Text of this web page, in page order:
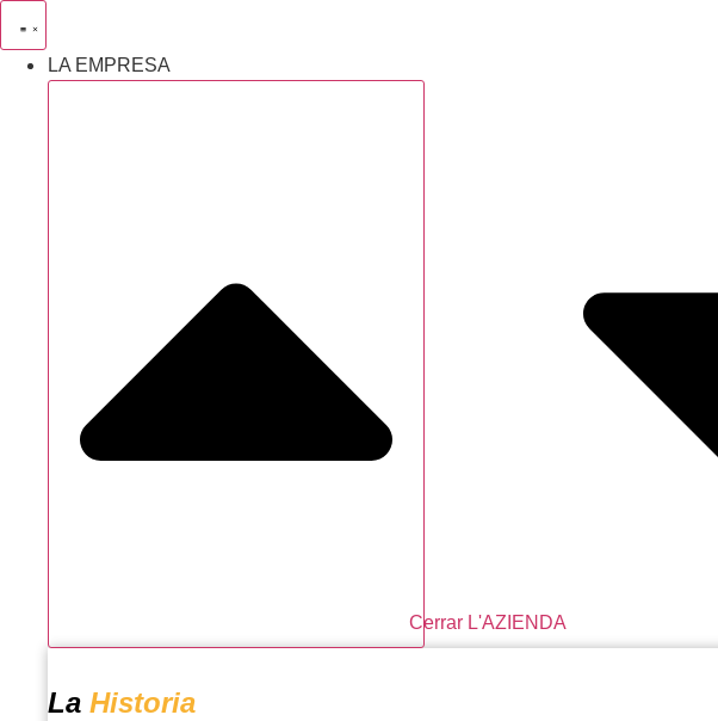
al
contenidoLA EMPRESA
Cerrar L'AZIENDA
La Historia